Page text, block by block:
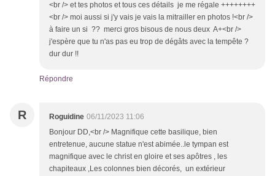
<br /> et tes photos et tous ces détails je me régale ++++++++
<br /> moi aussi si j'y vais je vais la mitrailler en photos !<br />
à faire un si ?? merci gros bisous de nous deux A+<br />
j'espère que tu n'as pas eu trop de dégâts avec la tempête ?
dur dur !!
Répondre
R Roguidine 06/11/2023 11:06
Bonjour DD,<br /> Magnifique cette basilique, bien
entretenue, aucune statue n'est abimée..le tympan est
magnifique avec le christ en gloire et ses apôtres , les
chapiteaux ,Les colonnes bien décorés, un extérieur